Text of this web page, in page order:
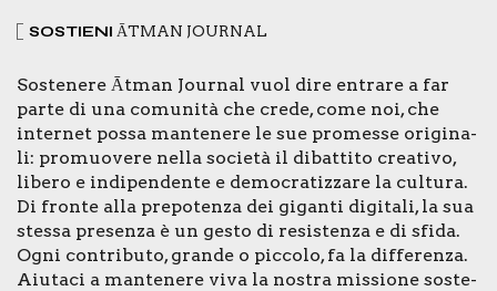
SOSTIE­NI ĀTMAN JOUR­NAL
Soste­ne­re Ātman Jour­nal vuol dire entra­re a far
par­te di una comu­ni­tà che cre­de, come noi, che
inter­net pos­sa man­te­ne­re le sue pro­mes­se ori­gi­na­
li: pro­muo­ve­re nel­la socie­tà il dibat­ti­to crea­ti­vo,
libe­ro e indi­pen­den­te e demo­cra­tiz­za­re la cul­tu­ra.
Di fron­te alla pre­po­ten­za dei gigan­ti digi­ta­li, la sua
stes­sa pre­sen­za è un gesto di resi­sten­za e di sfi­da.
Ogni con­tri­bu­to, gran­de o pic­co­lo, fa la dif­fe­ren­za.
Aiu­ta­ci a man­te­ne­re viva la nostra mis­sio­ne soste­